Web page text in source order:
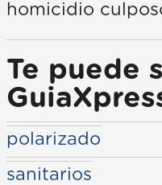
homicidio
Te puede
polarizado
sanitarios